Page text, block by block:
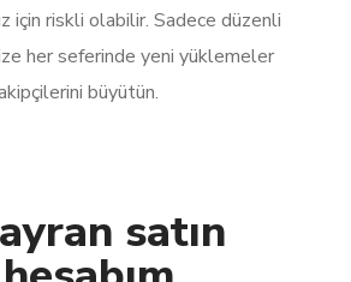
için riskli olabilir. Sadece düzenli
her seferinde yeni yüklemeler
büyütün.
satın